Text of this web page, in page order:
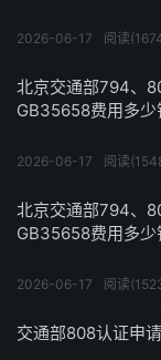
2026-06-17 阅读
北京交通部794、
GB35658费用多少
2026-06-17 阅读
北京交通部794、
GB35658费用多少
2026-06-17 阅读
交通部808认证申